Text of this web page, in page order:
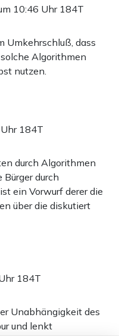
10:46 Uhr 184T
Umkehrschluß, dass
Algorithmen
nutzen.
184T
durch Algorithmen
Bürger durch
ein Vorwurf derer die
über die diskutiert
184T
Unabhängigkeit des
und lenkt